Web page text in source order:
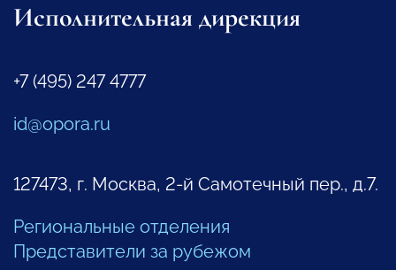
Исполнительная дирекция
+7 (495) 247 4777
id@opora.ru
127473, г. Москва, 2-й Самотечный пер., д.7.
Региональные отделения
Представители за рубежом